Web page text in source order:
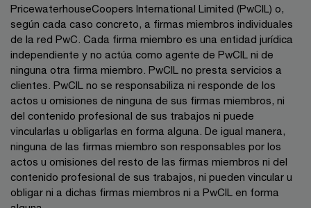
PricewaterhouseCoopers International Limited (PwCIL) o,
según cada caso concreto, a firmas miembros individuales
de la red PwC. Cada firma miembro es una entidad jurídica
independiente y no actúa como agente de PwCIL ni de
ninguna otra firma miembro. PwCIL no presta servicios a
clientes. PwCIL no se responsabiliza ni responde de los
actos u omisiones de ninguna de sus firmas miembros, ni
del contenido profesional de sus trabajos ni puede
vincularlas u obligarlas en forma alguna. De igual manera,
ninguna de las firmas miembro son responsables por los
actos u omisiones del resto de las firmas miembros ni del
contenido profesional de sus trabajos, ni pueden vincular u
obligar ni a dichas firmas miembros ni a PwCIL en forma